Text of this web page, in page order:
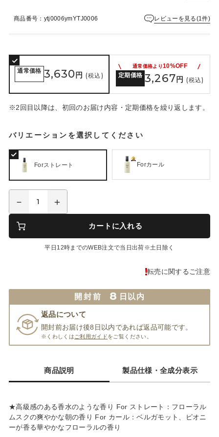
商品番号：ytj0006ymYTJ0006 レビューを見る(1件)
通常価格 3,630 円 (税込)
通常価格より10%OFF
定期価格 3,267 円 (税込)
※2回目以降は、初回のお届け内容・定期価格を繰り返します。
バリエーションを選択してください
Forストレート Forカール
カートに入れる
平日12時までのWEB注文で当日出荷※土日除く
転売に関するご注意
開封前 8 日以内
返品について
開封前お届け後8日以内であれば返品可能です。
※くわしくは ご利用ガイドをご覧ください。
商品説明 製品仕様・全成分表示
★高級感のある香水のような香り For ストレート：フローラル
ムスクの爽やかな朝の香り For カール：ベルガモット、ピオニ
ーが香る華やかなフローラルの香り